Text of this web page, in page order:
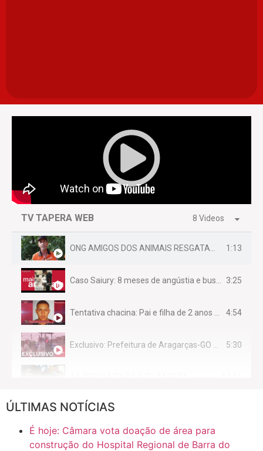
TV TAPERA WEB 8 Videos
1:13
3:25
4:54
5:30
CASO SAIURY - SEM CORTES
Mini Ginásio de Aragarças- Só a bo$ta 6:31
ÚLTIMAS NOTÍCIAS
É hoje: Câmara vota doação de área para
construção do Hospital Regional de Barra do